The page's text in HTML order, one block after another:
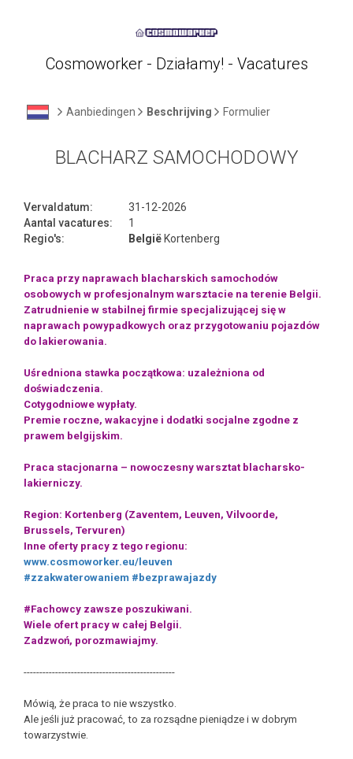
Cosmoworker - Działamy! - Vacatures
Aanbiedingen Beschrijving Formulier
BLACHARZ SAMOCHODOWY
Vervaldatum:
31-12-2026
Aantal vacatures:
1
Regio's:
België Kortenberg
Praca przy naprawach blacharskich samochodów
osobowych w profesjonalnym warsztacie na terenie Belgii.
Zatrudnienie w stabilnej firmie specjalizującej się w
naprawach powypadkowych oraz przygotowaniu pojazdów
do lakierowania.
Uśredniona stawka początkowa: uzależniona od
doświadczenia.
Cotygodniowe wypłaty.
Premie roczne, wakacyjne i dodatki socjalne zgodne z
prawem belgijskim.
Praca stacjonarna – nowoczesny warsztat blacharsko-
lakierniczy.
Region: Kortenberg (Zaventem, Leuven, Vilvoorde,
Brussels, Tervuren)
Inne oferty pracy z tego regionu:
www.cosmoworker.eu/leuven
#zzakwaterowaniem #bezprawajazdy
#Fachowcy zawsze poszukiwani.
Wiele ofert pracy w całej Belgii.
Zadzwoń, porozmawiajmy.
------------------------------------------------
Mówią, że praca to nie wszystko.
Ale jeśli już pracować, to za rozsądne pieniądze i w dobrym
towarzystwie.